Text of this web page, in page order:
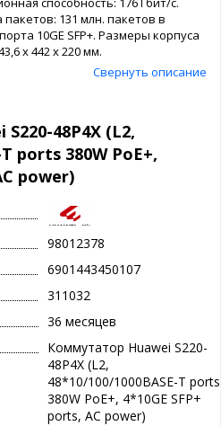
131 млн. пакетов в
10GE SFP+. Размеры корпуса
x 442 x 220 мм.
Свернуть описание
48P4X (L2,
ports 380W PoE+,
power)
98012378
6901443450107
311032
36 месяцев
Коммутатор Huawei S220-
48P4X (L2,
48*10/100/1000BASE-T ports
380W PoE+, 4*10GE SFP+
ports, AC power)